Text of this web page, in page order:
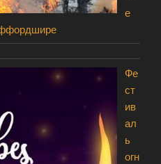
е
Фе
ст
ив
ал
ь
огн